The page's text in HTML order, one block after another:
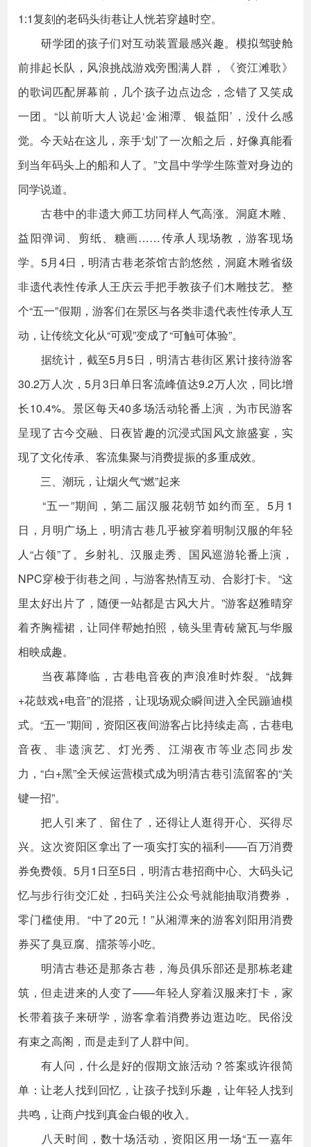
1:1复刻的老码头街巷让人恍若穿越时空。
研学团的孩子们对互动装置最感兴趣。模拟驾驶舱
前排起长队，风浪挑战游戏旁围满人群，《资江滩歌》
的歌词匹配屏幕前，几个孩子边点边念，念错了又笑成
一团。“以前听大人说起‘金湘潭、银益阳’，没什么感
觉。今天站在这儿，亲手‘划’了一次船之后，好像真能看
到当年码头上的船和人了。”文昌中学学生陈萱对身边的
同学说道。
古巷中的非遗大师工坊同样人气高涨。洞庭木雕、
益阳弹词、剪纸、糖画……传承人现场教，游客现场
学。5月4日，明清古巷老茶馆古韵悠然，洞庭木雕省级
非遗代表性传承人王庆云手把手教孩子们木雕技艺。整
个“五一”假期，游客们在景区与各类非遗代表性传承人互
动，让传统文化从“可观”变成了“可触可体验”。
据统计，截至5月5日，明清古巷街区累计接待游客
30.2万人次，5月3日单日客流峰值达9.2万人次，同比增
长10.4%。景区每天40多场活动轮番上演，为市民游客
呈现了古今交融、日夜皆趣的沉浸式国风文旅盛宴，实
现了文化传承、客流集聚与消费提振的多重成效。
三、潮玩，让烟火气“燃”起来
“五一”期间，第二届汉服花朝节如约而至。5月1
日，月明广场上，明清古巷几乎被穿着明制汉服的年轻
人“占领”了。乡射礼、汉服走秀、国风巡游轮番上演，
NPC穿梭于街巷之间，与游客热情互动、合影打卡。“这
里太好出片了，随便一站都是古风大片。”游客赵雅晴穿
着齐胸襦裙，让同伴帮她拍照，镜头里青砖黛瓦与华服
相映成趣。
当夜幕降临，古巷电音夜的声浪准时炸裂。“战舞
+花鼓戏+电音”的混搭，让现场观众瞬间进入全民蹦迪模
式。“五一”期间，资阳区夜间游客占比持续走高，古巷电
音夜、非遗演艺、灯光秀、江湖夜市等业态同步发
力，“白+黑”全天候运营模式成为明清古巷引流留客的“关
键一招”。
把人引来了、留住了，还得让人逛得开心、买得尽
兴。这次资阳区拿出了一项实打实的福利——百万消费
券免费领。5月1日至5日，明清古巷招商中心、大码头记
忆与步行街交汇处，扫码关注公众号就能抽取消费券，
零门槛使用。“中了20元！”从湘潭来的游客刘阳用消费
券买了臭豆腐、擂茶等小吃。
明清古巷还是那条古巷，海员俱乐部还是那栋老建
筑，但走进来的人变了——年轻人穿着汉服来打卡，家
长带着孩子来研学，游客拿着消费券边逛边吃。民俗没
有束之高阁，而是走到了人群中间。
有人问，什么是好的假期文旅活动？答案或许很简
单：让老人找到回忆，让孩子找到乐趣，让年轻人找到
共鸣，让商户找到真金白银的收入。
八天时间，数十场活动，资阳区用一场“五一嘉年